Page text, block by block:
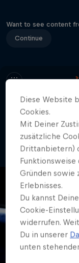
Want to see content
Continue
Oh nein,
Diese Website
Cookies.
Mit Deiner
zusätzliche
Drittanbietern)
Funktionsweise
Gründen sowie
Erlebnisses.
Du kannst
Cookie-
widerrufen.
Du in unserer
unten